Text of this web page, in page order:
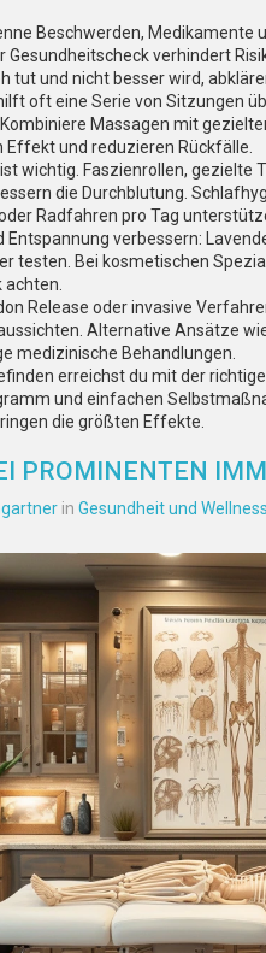
Beschwerden, Medikamente
Gesundheitscheck verhindert
tut und nicht besser wird,
oft eine Serie von Sitzungen
Massagen mit
und reduzieren Rückfälle.
wichtig. Faszienrollen, gezielte
die Durchblutung.
Radfahren pro Tag
verbessern:
testen. Bei kosmetischen
Release oder invasive
Alternative Ansätze
medizinische Behandlungen.
erreichst du mit der
und einfachen
die größten Effekte.
PROMINENTEN
in Gesundheit und Wellness